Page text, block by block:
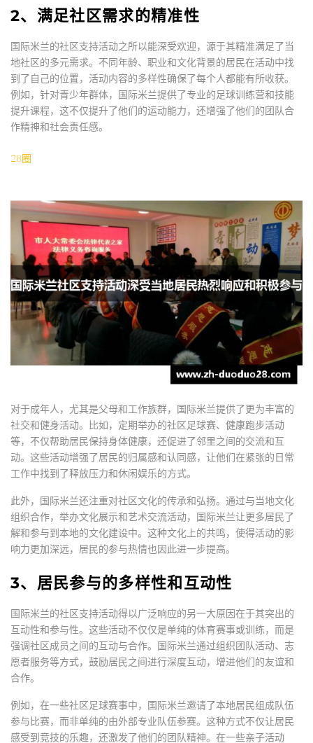
2、满足社区需求的精准性
国际米兰的社区支持活动之所以能深受欢迎，源于其精准满足了当
地社区的多元需求。不同年龄、职业和文化背景的居民在活动中找
到了自己的位置，活动内容的多样性确保了每个人都能有所收获。
例如，针对青少年群体，国际米兰提供了专业的足球训练营和技能
提升课程，这不仅提升了他们的运动能力，还增强了他们的团队合
作精神和社会责任感。
28圈
对于成年人，尤其是父母和工作族群，国际米兰提供了更为丰富的
社交和健身活动。比如，定期举办的社区足球赛、健康跑步活动
等，不仅帮助居民保持身体健康，还促进了邻里之间的交流和互
动。这些活动增强了居民的归属感和认同感，让他们在紧张的日常
工作中找到了释放压力和休闲娱乐的方式。
此外，国际米兰还注重对社区文化的传承和弘扬。通过与当地文化
组织合作，举办文化展示和艺术交流活动，国际米兰让更多居民了
解和参与到本地的文化建设中。这种文化上的共鸣，使得活动的影
响力更加深远，居民的参与热情也因此进一步提高。
3、居民参与的多样性和互动性
国际米兰的社区支持活动得以广泛响应的另一大原因在于其突出的
互动性和参与性。这些活动不仅仅是单纯的体育赛事或训练，而是
强调社区成员之间的互动与合作。国际米兰通过组织团队活动、志
愿者服务等方式，鼓励居民之间进行深度互动，增进他们的友谊和
合作。
例如，在一些社区足球赛事中，国际米兰邀请了本地居民组成队伍
参与比赛，而非单纯的由外部专业队伍参赛。这种方式不仅让居民
感受到竞技的乐趣，还激发了他们的团队精神。在一些亲子活动